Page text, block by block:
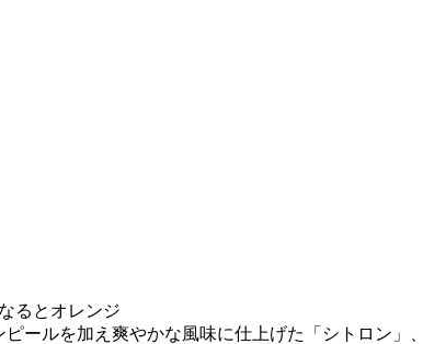
るとオレンジ
ールを加え爽やかな風味に仕上げた「シトロン」